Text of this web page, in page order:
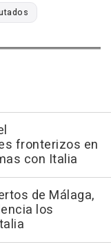
fronterizos en
con Italia
de Málaga,
los